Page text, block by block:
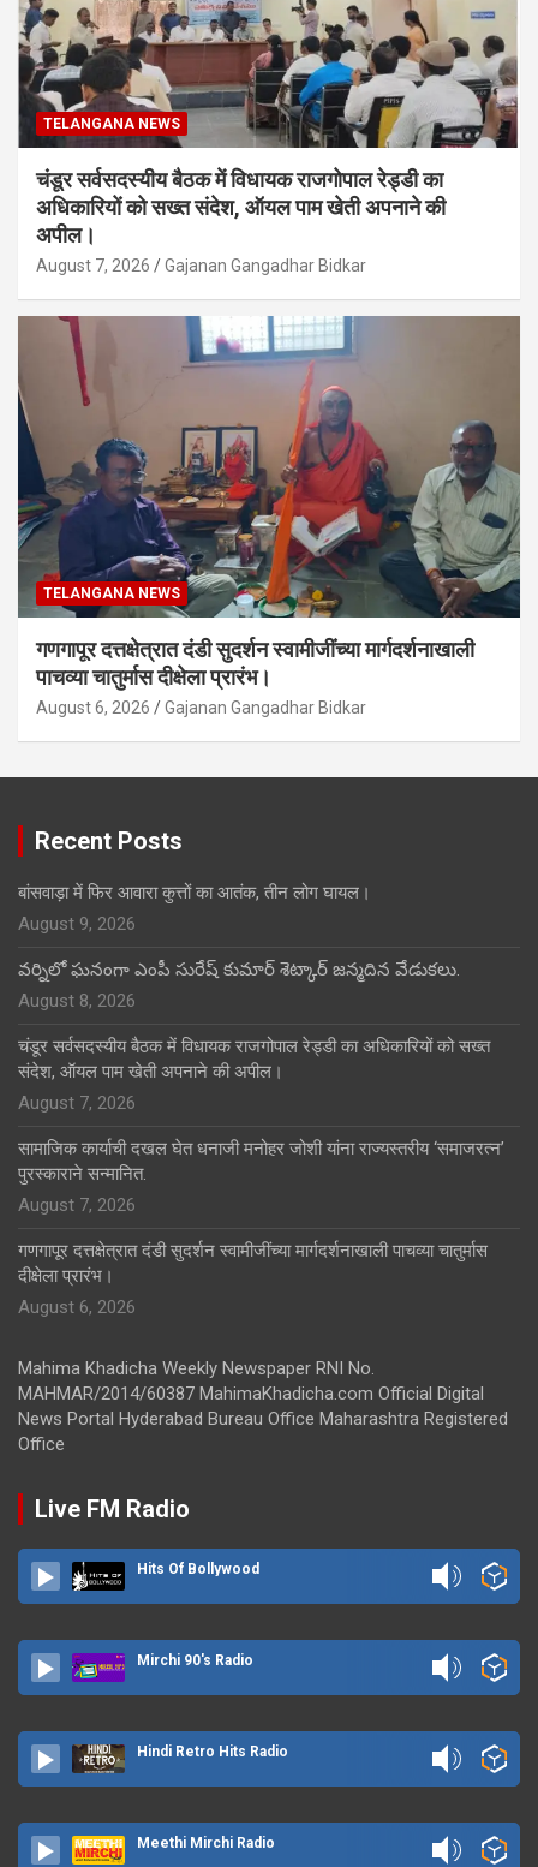
TELANGANA NEWS
चंडूर सर्वसदस्यीय बैठक में विधायक राजगोपाल रेड्डी का
अधिकारियों को सख्त संदेश, ऑयल पाम खेती अपनाने की
अपील।
August 7, 2026 Gajanan Gangadhar Bidkar
TELANGANA NEWS
गणगापूर दत्तक्षेत्रात दंडी सुदर्शन स्वामीजींच्या मार्गदर्शनाखाली
पाचव्या चातुर्मास दीक्षेला प्रारंभ।
August 6, 2026 Gajanan Gangadhar Bidkar
Recent Posts
बांसवाड़ा में फिर आवारा कुत्तों का आतंक, तीन लोग घायल।
August 9, 2026
వర్నిలో ఘనంగా ఎంపీ సురేష్ కుమార్ శెట్కార్ జన్మదిన వేడుకలు.
August 8, 2026
चंडूर सर्वसदस्यीय बैठक में विधायक राजगोपाल रेड्डी का अधिकारियों को सख्त
संदेश, ऑयल पाम खेती अपनाने की अपील।
August 7, 2026
सामाजिक कार्याची दखल घेत धनाजी मनोहर जोशी यांना राज्यस्तरीय ‘समाजरत्न’
पुरस्काराने सन्मानित.
August 7, 2026
गणगापूर दत्तक्षेत्रात दंडी सुदर्शन स्वामीजींच्या मार्गदर्शनाखाली पाचव्या चातुर्मास
दीक्षेला प्रारंभ।
August 6, 2026
Mahima Khadicha Weekly Newspaper RNI No.
MAHMAR/2014/60387 MahimaKhadicha.com Official Digital
News Portal Hyderabad Bureau Office Maharashtra Registered
Office
Live FM Radio
Hits Of Bollywood
Mirchi 90's Radio
Hindi Retro Hits Radio
Meethi Mirchi Radio